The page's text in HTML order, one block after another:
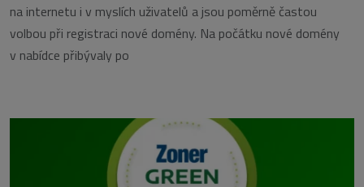
na internetu i v myslích uživatelů a jsou poměrně častou
volbou při registraci nové domény. Na počátku nové domény
v nabídce přibývaly po